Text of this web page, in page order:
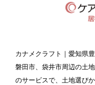
カナメクラフト ｜愛知県
磐田市、袋井市周辺の土
のサービスで、土地選び